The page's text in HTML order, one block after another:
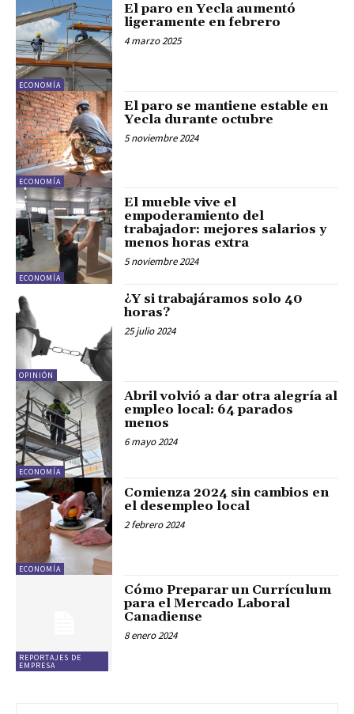
ECONOMÍA
El paro en Yecla aumentó
ligeramente en febrero
4 marzo 2025
ECONOMÍA
El paro se mantiene estable en
Yecla durante octubre
5 noviembre 2024
ECONOMÍA
El mueble vive el
empoderamiento del
trabajador: mejores salarios y
menos horas extra
5 noviembre 2024
OPINIÓN
¿Y si trabajáramos solo 40
horas?
25 julio 2024
ECONOMÍA
Abril volvió a dar otra alegría al
empleo local: 64 parados
menos
6 mayo 2024
ECONOMÍA
Comienza 2024 sin cambios en
el desempleo local
2 febrero 2024
REPORTAJES DE
EMPRESA
Cómo Preparar un Currículum
para el Mercado Laboral
Canadiense
8 enero 2024